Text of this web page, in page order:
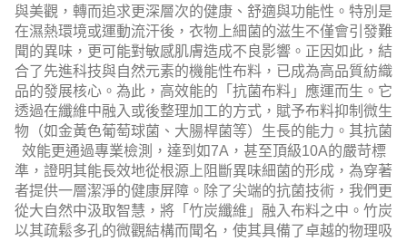
與美觀，轉而追求更深層次的健康、舒適與功能性。特別是
在濕熱環境或運動流汗後，衣物上細菌的滋生不僅會引發難
聞的異味，更可能對敏感肌膚造成不良影響。正因如此，結
合了先進科技與自然元素的機能性布料，已成為高品質紡織
品的發展核心。為此，高效能的「抗菌布料」應運而生。它
透過在纖維中融入或後整理加工的方式，賦予布料抑制微生
物（如金黃色葡萄球菌、大腸桿菌等）生長的能力。其抗菌
效能更通過專業檢測，達到如7A，甚至頂級10A的嚴苛標
準，證明其能長效地從根源上阻斷異味細菌的形成，為穿著
者提供一層潔淨的健康屏障。除了尖端的抗菌技術，我們更
從大自然中汲取智慧，將「竹炭纖維」融入布料之中。竹炭
以其疏鬆多孔的微觀結構而聞名，使其具備了卓越的物理吸